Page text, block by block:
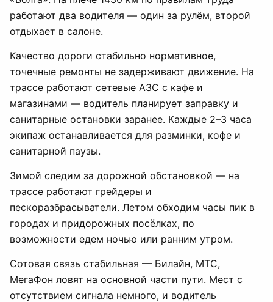
работают два водителя — один за рулём, второй
отдыхает в салоне.
Качество дороги стабильно нормативное,
точечные ремонты не задерживают движение. На
трассе работают сетевые АЗС с кафе и
магазинами — водитель планирует заправку и
санитарные остановки заранее. Каждые 2–3 часа
экипаж останавливается для разминки, кофе и
санитарной паузы.
Зимой следим за дорожной обстановкой — на
трассе работают грейдеры и
пескоразбрасыватели. Летом обходим часы пик в
городах и придорожных посёлках, по
возможности едем ночью или ранним утром.
Сотовая связь стабильная — Билайн, МТС,
МегаФон ловят на основной части пути. Мест с
отсутствием сигнала немного, и водитель